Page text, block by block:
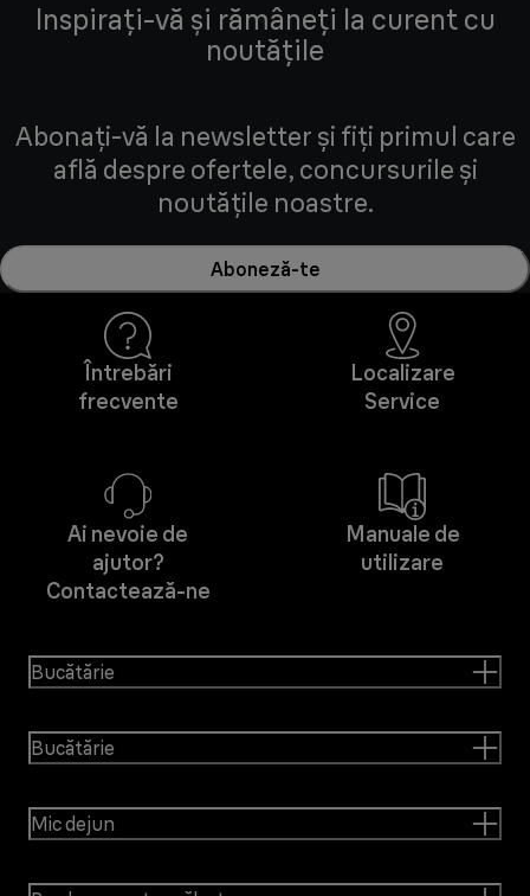
Inspirați-vă și rămâneți la curent cu
noutățile
Abonați-vă la newsletter și fiți primul care
află despre ofertele, concursurile și
noutățile noastre.
Aboneză-te
Întrebări
frecvente
Localizare
Service
Ai nevoie de
ajutor?
Contactează-ne
Manuale de
utilizare
Bucătărie
Bucătărie
Mic dejun